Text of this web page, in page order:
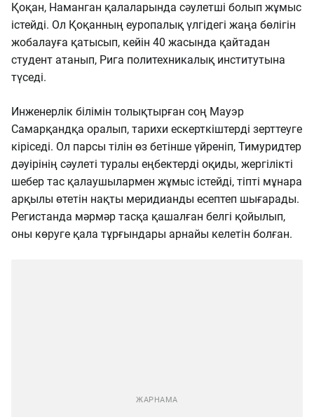
Қоқан, Наманган қалаларында сәулетші болып жұмыс
істейді. Ол Қоқанның еуропалық үлгідегі жаңа бөлігін
жобалауға қатысып, кейін 40 жасында қайтадан
студент атанып, Рига политехникалық институтына
түседі.
Инженерлік білімін толықтырған соң Мауэр
Самарқандқа оралып, тарихи ескерткіштерді зерттеуге
кіріседі. Ол парсы тілін өз бетінше үйреніп, Тимуридтер
дәуірінің сәулеті туралы еңбектерді оқиды, жергілікті
шебер тас қалаушылармен жұмыс істейді, тіпті мұнара
арқылы өтетін нақты меридианды есептеп шығарады.
Регистанда мәрмәр тасқа қашалған белгі қойылып,
оны көруге қала тұрғындары арнайы келетін болған.